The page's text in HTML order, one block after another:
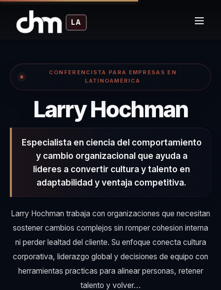
LA
CONFERENCISTA PARA EMPRESAS EN
LATINOAMÉRICA
Larry Hochman–
Especialista en ciencia del comportamiento
y cambio organizacional que ayuda a
lideres a convertir cultura y talento en
adaptabilidad y ventaja competitiva.
Larry Hochman trabaja con organizaciones que necesitan
sostener cambios complejos sin romper cohesion interna
ni perder lealtad del cliente. Su enfoque conecta cultura
corporativa, liderazgo global y decisiones de equipo con
herramientas practicas para alinear personas, retener
talento y volver…